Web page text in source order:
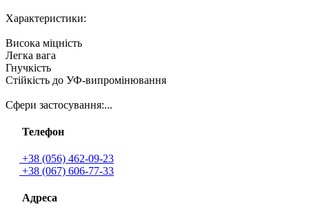
Характеристики:
Висока міцність
Легка вага
Гнучкість
Стійкість до УФ-випромінювання
Сфери застосування:...
Телефон
+38 (056) 462-09-23
+38 (067) 606-77-33
Адреса